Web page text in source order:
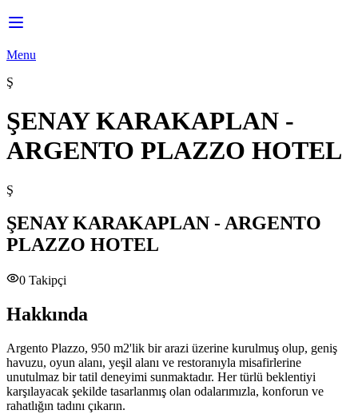
Menu
Ş
ŞENAY KARAKAPLAN -
ARGENTO PLAZZO HOTEL
Ş
ŞENAY KARAKAPLAN - ARGENTO
PLAZZO HOTEL
0 Takipçi
Hakkında
Argento Plazzo, 950 m2'lik bir arazi üzerine kurulmuş olup, geniş
havuzu, oyun alanı, yeşil alanı ve restoranıyla misafirlerine
unutulmaz bir tatil deneyimi sunmaktadır. Her türlü beklentiyi
karşılayacak şekilde tasarlanmış olan odalarımızla, konforun ve
rahatlığın tadını çıkarın.